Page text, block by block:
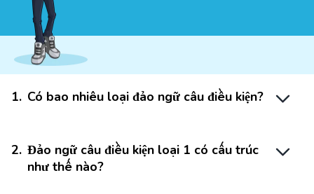
1. Có bao nhiêu loại đảo ngữ câu điều kiện?
2. Đảo ngữ câu điều kiện loại 1 có cấu trúc
như thế nào?